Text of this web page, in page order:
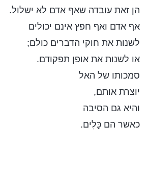
הן זאת עובדה שאף אדם לא ישלול.
אף אדם ואף חפץ אינם יכולים
לשנות את חוקי הדברים כולם;
או לשנות את אופן תפקודם.
סמכותו של האל
יוצרת אותם,
והיא גם הסיבה
כאשר הם כָּלִים.